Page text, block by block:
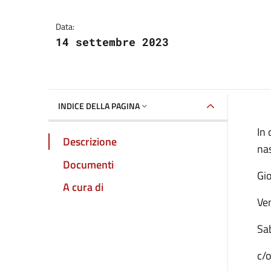
Data:
14 settembre 2023
INDICE DELLA PAGINA
Descrizione
Documenti
A cura di
In
c/